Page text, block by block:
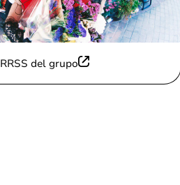
RRSS del grupo